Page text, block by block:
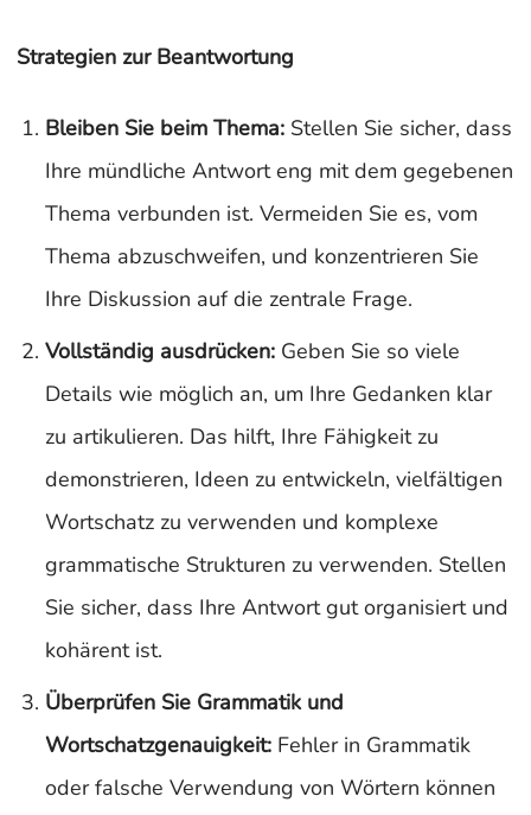
Strategien zur Beantwortung
Bleiben Sie beim Thema: Stellen Sie sicher, dass
Ihre mündliche Antwort eng mit dem gegebenen
Thema verbunden ist. Vermeiden Sie es, vom
Thema abzuschweifen, und konzentrieren Sie
Ihre Diskussion auf die zentrale Frage.
Vollständig ausdrücken: Geben Sie so viele
Details wie möglich an, um Ihre Gedanken klar
zu artikulieren. Das hilft, Ihre Fähigkeit zu
demonstrieren, Ideen zu entwickeln, vielfältigen
Wortschatz zu verwenden und komplexe
grammatische Strukturen zu verwenden. Stellen
Sie sicher, dass Ihre Antwort gut organisiert und
kohärent ist.
Überprüfen Sie Grammatik und
Wortschatzgenauigkeit: Fehler in Grammatik
oder falsche Verwendung von Wörtern können